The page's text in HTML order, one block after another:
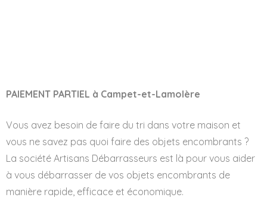
PAIEMENT PARTIEL à Campet-et-Lamolère
Vous avez besoin de faire du tri dans votre maison et
vous ne savez pas quoi faire des objets encombrants ?
La société Artisans Débarrasseurs est là pour vous aider
à vous débarrasser de vos objets encombrants de
manière rapide, efficace et économique.